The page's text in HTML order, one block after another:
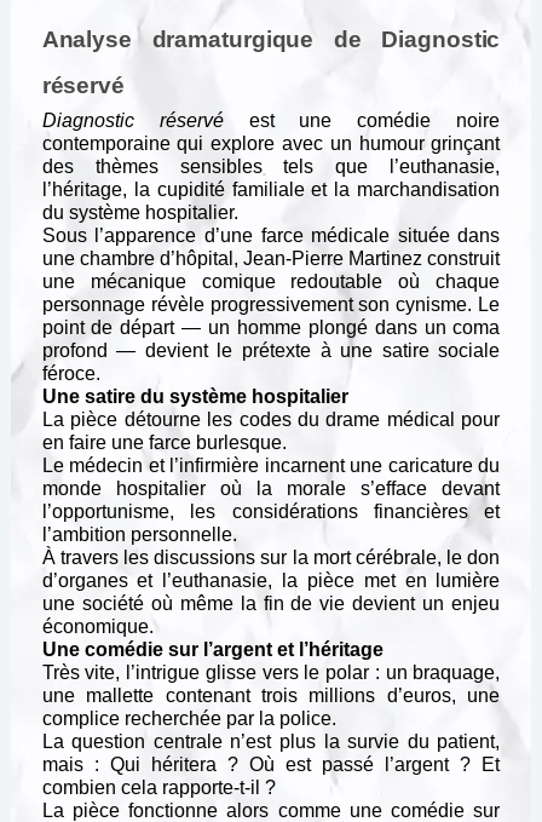
Analyse dramaturgique de Diagnostic
réservé
Diagnostic réservéest une comédie noire
contemporaine qui explore avec un humour grinçant
des thèmes sensibles tels que l’euthanasie,
l’héritage, la cupidité familiale et la marchandisation
du système hospitalier.
Sous l’apparence d’une farce médicale située dans
une chambre d’hôpital, Jean-Pierre Martinez construit
une mécanique comique redoutable où chaque
personnage révèle progressivement son cynisme. Le
point de départ — un homme plongé dans un coma
profond — devient le prétexte à une satire sociale
féroce.
Une satire du système hospitalier
La pièce détourne les codes du drame médical pour
en faire une farce burlesque.
Le médecin et l’infirmière incarnent une caricature du
monde hospitalier où la morale s’efface devant
l’opportunisme, les considérations financières et
l’ambition personnelle.
À travers les discussions sur la mort cérébrale, le don
d’organes et l’euthanasie, la pièce met en lumière
une société où même la fin de vie devient un enjeu
économique.
Une comédie sur l’argent et l’héritage
Très vite, l’intrigue glisse vers le polar : un braquage,
une mallette contenant trois millions d’euros, une
complice recherchée par la police.
La question centrale n’est plus la survie du patient,
mais : Qui héritera ? Où est passé l’argent ? Et
combien cela rapporte-t-il ?
La pièce fonctionne alors comme une comédie sur